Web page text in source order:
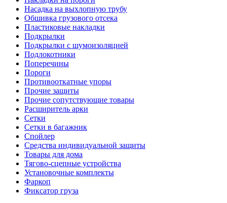
Насадка на выхлопную трубу
Обшивка грузового отсека
Пластиковые накладки
Подкрылки
Подкрылки с шумоизоляцией
Подлокотники
Поперечины
Пороги
Противооткатные упоры
Прочие защиты
Прочие сопутствующие товары
Расширитель арки
Сетки
Сетки в багажник
Спойлер
Средства индивидуальной защиты
Товары для дома
Тягово-сцепные устройства
Установочные комплекты
Фаркоп
Фиксатор груза